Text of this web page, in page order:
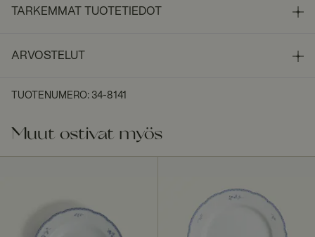
TARKEMMAT TUOTETIEDOT
ARVOSTELUT
TUOTENUMERO: 34-8141
Muut ostivat myös